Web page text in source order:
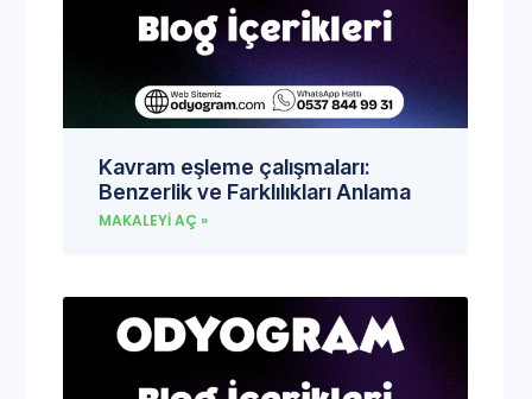
Kavram eşleme çalışmaları:
Benzerlik ve Farklılıkları Anlama
MAKALEYI AÇ »